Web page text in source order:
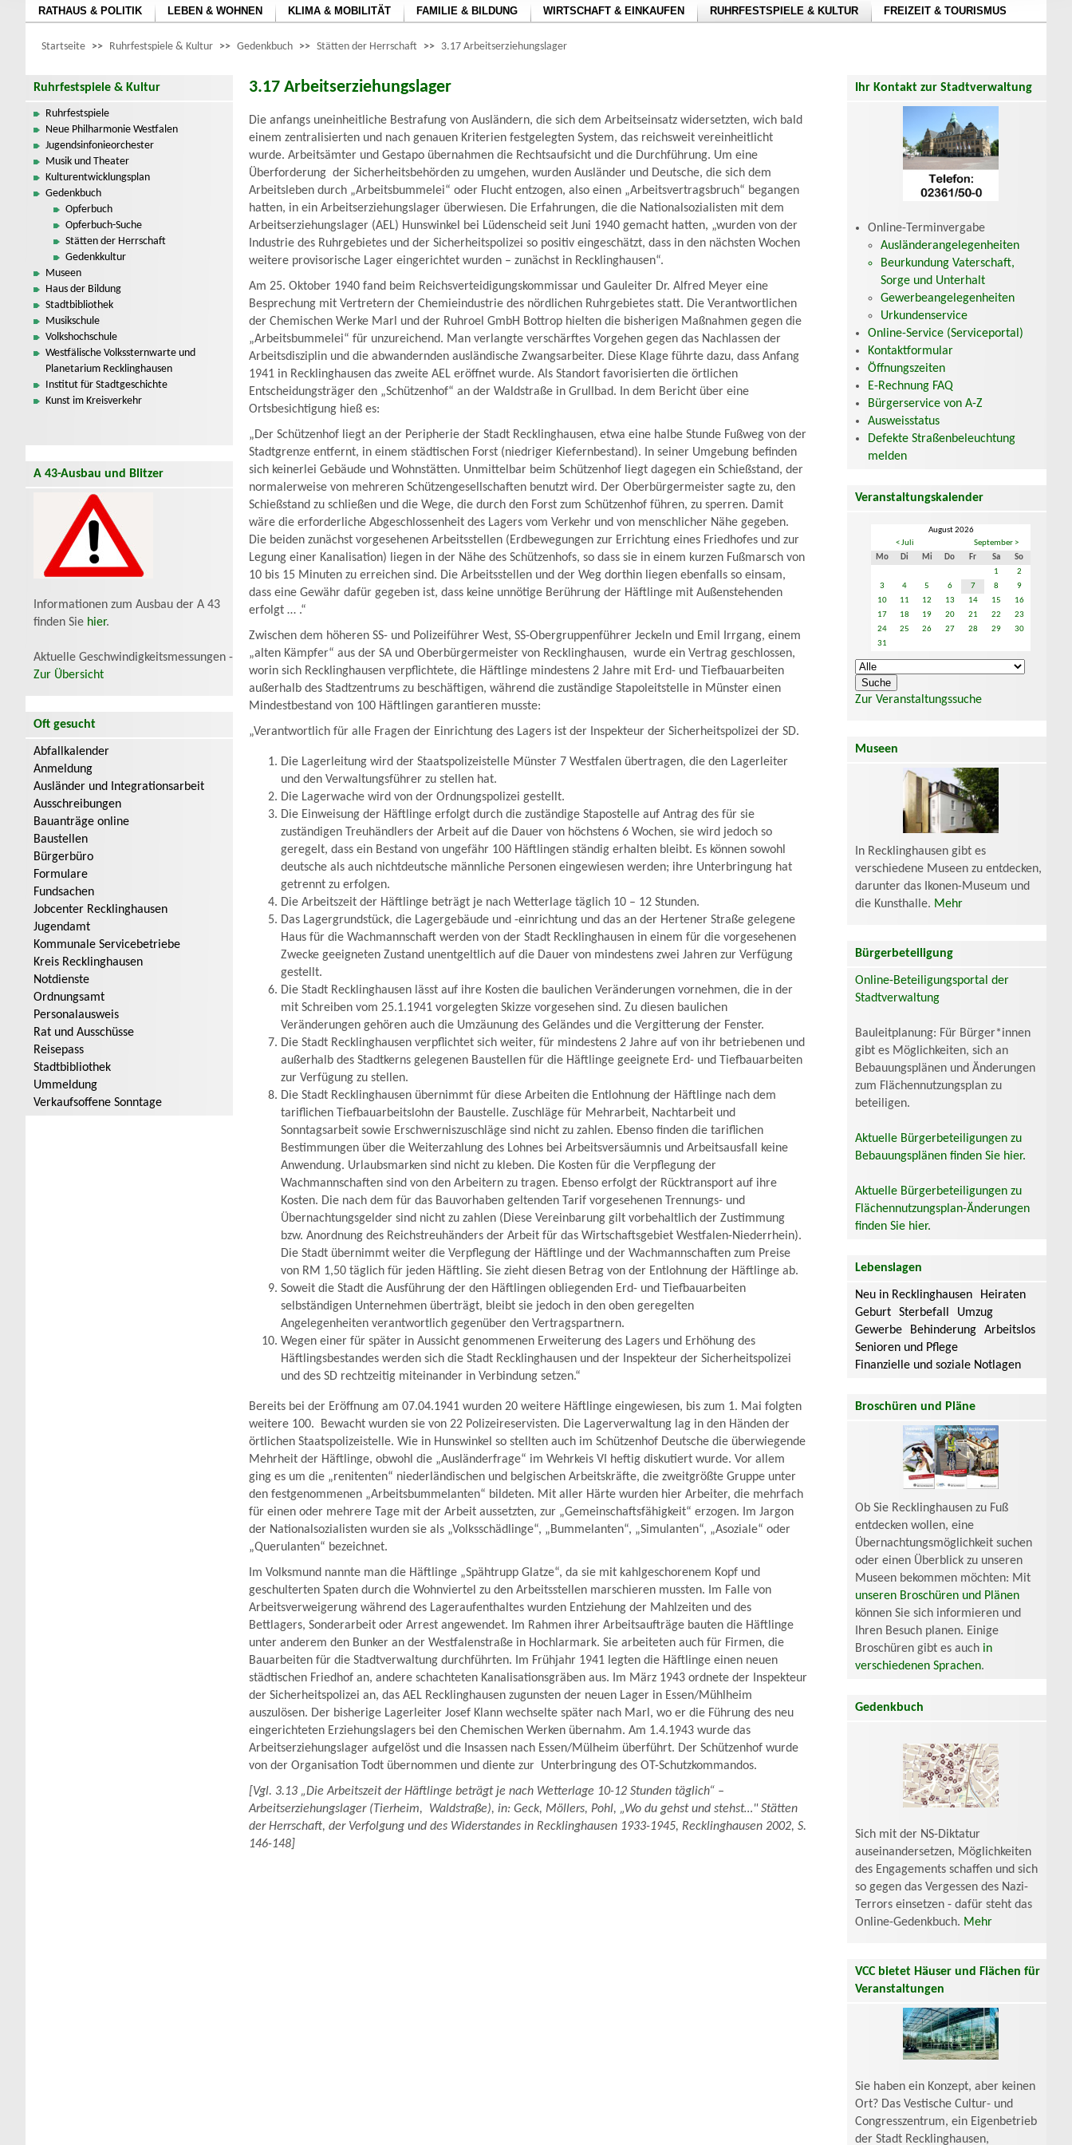
RATHAUS & POLITIK LEBEN & WOHNEN KLIMA & MOBILITÄT FAMILIE & BILDUNG WIRTSCHAFT & EINKAUFEN RUHRFESTSPIELE & KULTUR FREIZEIT & TOURISMUS
Startseite >> Ruhrfestspiele & Kultur >> Gedenkbuch >> Stätten der Herrschaft >> 3.17 Arbeitserziehungslager
Ruhrfestspiele & Kultur
Ruhrfestspiele
Neue Philharmonie Westfalen
Jugendsinfonieorchester
Musik und Theater
Kulturentwicklungsplan
Gedenkbuch
Opferbuch
Opferbuch-Suche
Stätten der Herrschaft
Gedenkkultur
Museen
Haus der Bildung
Stadtbibliothek
Musikschule
Volkshochschule
Westfälische Volkssternwarte und
Planetarium Recklinghausen
Institut für Stadtgeschichte
Kunst im Kreisverkehr
A 43-Ausbau und Blitzer
Informationen zum Ausbau der A 43
finden Sie hier.
Aktuelle Geschwindigkeitsmessungen -
Zur Übersicht
Oft gesucht
Abfallkalender
Anmeldung
Ausländer und Integrationsarbeit
Ausschreibungen
Bauanträge online
Baustellen
Bürgerbüro
Formulare
Fundsachen
Jobcenter Recklinghausen
Jugendamt
Kommunale Servicebetriebe
Kreis Recklinghausen
Notdienste
Ordnungsamt
Personalausweis
Rat und Ausschüsse
Reisepass
Stadtbibliothek
Ummeldung
Verkaufsoffene Sonntage
3.17 Arbeitserziehungslager
Die anfangs uneinheitliche Bestrafung von Ausländern, die sich dem Arbeitseinsatz widersetzten, wich bald
einem zentralisierten und nach genauen Kriterien festgelegten System, das reichsweit vereinheitlicht
wurde. Arbeitsämter und Gestapo übernahmen die Rechtsaufsicht und die Durchführung. Um eine
Überforderung der Sicherheitsbehörden zu umgehen, wurden Ausländer und Deutsche, die sich dem
Arbeitsleben durch „Arbeitsbummelei“ oder Flucht entzogen, also einen „Arbeitsvertragsbruch“ begangen
hatten, in ein Arbeitserziehungslager überwiesen. Die Erfahrungen, die die Nationalsozialisten mit dem
Arbeitserziehungslager (AEL) Hunswinkel bei Lüdenscheid seit Juni 1940 gemacht hatten, „wurden von der
Industrie des Ruhrgebietes und der Sicherheitspolizei so positiv eingeschätzt, dass in den nächsten Wochen
weitere provisorische Lager eingerichtet wurden – zunächst in Recklinghausen“.
Am 25. Oktober 1940 fand beim Reichsverteidigungskommissar und Gauleiter Dr. Alfred Meyer eine
Besprechung mit Vertretern der Chemieindustrie des nördlichen Ruhrgebietes statt. Die Verantwortlichen
der Chemischen Werke Marl und der Ruhroel GmbH Bottrop hielten die bisherigen Maßnahmen gegen die
„Arbeitsbummelei“ für unzureichend. Man verlangte verschärftes Vorgehen gegen das Nachlassen der
Arbeitsdisziplin und die abwandernden ausländische Zwangsarbeiter. Diese Klage führte dazu, dass Anfang
1941 in Recklinghausen das zweite AEL eröffnet wurde. Als Standort favorisierten die örtlichen
Entscheidungsträger den „Schützenhof“ an der Waldstraße in Grullbad. In dem Bericht über eine
Ortsbesichtigung hieß es:
„Der Schützenhof liegt an der Peripherie der Stadt Recklinghausen, etwa eine halbe Stunde Fußweg von der
Stadtgrenze entfernt, in einem städtischen Forst (niedriger Kiefernbestand). In seiner Umgebung befinden
sich keinerlei Gebäude und Wohnstätten. Unmittelbar beim Schützenhof liegt dagegen ein Schießstand, der
normalerweise von mehreren Schützengesellschaften benutzt wird. Der Oberbürgermeister sagte zu, den
Schießstand zu schließen und die Wege, die durch den Forst zum Schützenhof führen, zu sperren. Damit
wäre die erforderliche Abgeschlossenheit des Lagers vom Verkehr und von menschlicher Nähe gegeben.
Die beiden zunächst vorgesehenen Arbeitsstellen (Erdbewegungen zur Errichtung eines Friedhofes und zur
Legung einer Kanalisation) liegen in der Nähe des Schützenhofs, so dass sie in einem kurzen Fußmarsch von
10 bis 15 Minuten zu erreichen sind. Die Arbeitsstellen und der Weg dorthin liegen ebenfalls so einsam,
dass eine Gewähr dafür gegeben ist, dass keine unnötige Berührung der Häftlinge mit Außenstehenden
erfolgt … .“
Zwischen dem höheren SS- und Polizeiführer West, SS-Obergruppenführer Jeckeln und Emil Irrgang, einem
„alten Kämpfer“ aus der SA und Oberbürgermeister von Recklinghausen, wurde ein Vertrag geschlossen,
worin sich Recklinghausen verpflichtete, die Häftlinge mindestens 2 Jahre mit Erd- und Tiefbauarbeiten
außerhalb des Stadtzentrums zu beschäftigen, während die zuständige Stapoleitstelle in Münster einen
Mindestbestand von 100 Häftlingen garantieren musste:
„Verantwortlich für alle Fragen der Einrichtung des Lagers ist der Inspekteur der Sicherheitspolizei der SD.
Die Lagerleitung wird der Staatspolizeistelle Münster 7 Westfalen übertragen, die den Lagerleiter
und den Verwaltungsführer zu stellen hat.
Die Lagerwache wird von der Ordnungspolizei gestellt.
Die Einweisung der Häftlinge erfolgt durch die zuständige Stapostelle auf Antrag des für sie
zuständigen Treuhändlers der Arbeit auf die Dauer von höchstens 6 Wochen, sie wird jedoch so
geregelt, dass ein Bestand von ungefähr 100 Häftlingen ständig erhalten bleibt. Es können sowohl
deutsche als auch nichtdeutsche männliche Personen eingewiesen werden; ihre Unterbringung hat
getrennt zu erfolgen.
Die Arbeitszeit der Häftlinge beträgt je nach Wetterlage täglich 10 – 12 Stunden.
Das Lagergrundstück, die Lagergebäude und -einrichtung und das an der Hertener Straße gelegene
Haus für die Wachmannschaft werden von der Stadt Recklinghausen in einem für die vorgesehenen
Zwecke geeigneten Zustand unentgeltlich auf die Dauer von mindestens zwei Jahren zur Verfügung
gestellt.
Die Stadt Recklinghausen lässt auf ihre Kosten die baulichen Veränderungen vornehmen, die in der
mit Schreiben vom 25.1.1941 vorgelegten Skizze vorgesehen sind. Zu diesen baulichen
Veränderungen gehören auch die Umzäunung des Geländes und die Vergitterung der Fenster.
Die Stadt Recklinghausen verpflichtet sich weiter, für mindestens 2 Jahre auf von ihr betriebenen und
außerhalb des Stadtkerns gelegenen Baustellen für die Häftlinge geeignete Erd- und Tiefbauarbeiten
zur Verfügung zu stellen.
Die Stadt Recklinghausen übernimmt für diese Arbeiten die Entlohnung der Häftlinge nach dem
tariflichen Tiefbauarbeitslohn der Baustelle. Zuschläge für Mehrarbeit, Nachtarbeit und
Sonntagsarbeit sowie Erschwerniszuschläge sind nicht zu zahlen. Ebenso finden die tariflichen
Bestimmungen über die Weiterzahlung des Lohnes bei Arbeitsversäumnis und Arbeitsausfall keine
Anwendung. Urlaubsmarken sind nicht zu kleben. Die Kosten für die Verpflegung der
Wachmannschaften sind von den Arbeitern zu tragen. Ebenso erfolgt der Rücktransport auf ihre
Kosten. Die nach dem für das Bauvorhaben geltenden Tarif vorgesehenen Trennungs- und
Übernachtungsgelder sind nicht zu zahlen (Diese Vereinbarung gilt vorbehaltlich der Zustimmung
bzw. Anordnung des Reichstreuhänders der Arbeit für das Wirtschaftsgebiet Westfalen-Niederrhein).
Die Stadt übernimmt weiter die Verpflegung der Häftlinge und der Wachmannschaften zum Preise
von RM 1,50 täglich für jeden Häftling. Sie zieht diesen Betrag von der Entlohnung der Häftlinge ab.
Soweit die Stadt die Ausführung der den Häftlingen obliegenden Erd- und Tiefbauarbeiten
selbständigen Unternehmen überträgt, bleibt sie jedoch in den oben geregelten
Angelegenheiten verantwortlich gegenüber den Vertragspartnern.
Wegen einer für später in Aussicht genommenen Erweiterung des Lagers und Erhöhung des
Häftlingsbestandes werden sich die Stadt Recklinghausen und der Inspekteur der Sicherheitspolizei
und des SD rechtzeitig miteinander in Verbindung setzen.“
Bereits bei der Eröffnung am 07.04.1941 wurden 20 weitere Häftlinge eingewiesen, bis zum 1. Mai folgten
weitere 100. Bewacht wurden sie von 22 Polizeireservisten. Die Lagerverwaltung lag in den Händen der
örtlichen Staatspolizeistelle. Wie in Hunswinkel so stellten auch im Schützenhof Deutsche die überwiegende
Mehrheit der Häftlinge, obwohl die „Ausländerfrage“ im Wehrkeis VI heftig diskutiert wurde. Vor allem
ging es um die „renitenten“ niederländischen und belgischen Arbeitskräfte, die zweitgrößte Gruppe unter
den festgenommenen „Arbeitsbummelanten“ bildeten. Mit aller Härte wurden hier Arbeiter, die mehrfach
für einen oder mehrere Tage mit der Arbeit aussetzten, zur „Gemeinschaftsfähigkeit“ erzogen. Im Jargon
der Nationalsozialisten wurden sie als „Volksschädlinge“, „Bummelanten“, „Simulanten“, „Asoziale“ oder
„Querulanten“ bezeichnet.
Im Volksmund nannte man die Häftlinge „Spähtrupp Glatze“, da sie mit kahlgeschorenem Kopf und
geschulterten Spaten durch die Wohnviertel zu den Arbeitsstellen marschieren mussten. Im Falle von
Arbeitsverweigerung während des Lageraufenthaltes wurden Entziehung der Mahlzeiten und des
Bettlagers, Sonderarbeit oder Arrest angewendet. Im Rahmen ihrer Arbeitsaufträge bauten die Häftlinge
unter anderem den Bunker an der Westfalenstraße in Hochlarmark. Sie arbeiteten auch für Firmen, die
Bauarbeiten für die Stadtverwaltung durchführten. Im Frühjahr 1941 legten die Häftlinge einen neuen
städtischen Friedhof an, andere schachteten Kanalisationsgräben aus. Im März 1943 ordnete der Inspekteur
der Sicherheitspolizei an, das AEL Recklinghausen zugunsten der neuen Lager in Essen/Mühlheim
auszulösen. Der bisherige Lagerleiter Josef Klann wechselte später nach Marl, wo er die Führung des neu
eingerichteten Erziehungslagers bei den Chemischen Werken übernahm. Am 1.4.1943 wurde das
Arbeitserziehungslager aufgelöst und die Insassen nach Essen/Mülheim überführt. Der Schützenhof wurde
von der Organisation Todt übernommen und diente zur Unterbringung des OT-Schutzkommandos.
[Vgl. 3.13 „Die Arbeitszeit der Häftlinge beträgt je nach Wetterlage 10-12 Stunden täglich“ –
Arbeitserziehungslager (Tierheim, Waldstraße), in: Geck, Möllers, Pohl, „Wo du gehst und stehst…" Stätten
der Herrschaft, der Verfolgung und des Widerstandes in Recklinghausen 1933-1945, Recklinghausen 2002, S.
146-148]
Ihr Kontakt zur Stadtverwaltung
Online-Terminvergabe
Ausländerangelegenheiten
Beurkundung Vaterschaft,
Sorge und Unterhalt
Gewerbeangelegenheiten
Urkundenservice
Online-Service (Serviceportal)
Kontaktformular
Öffnungszeiten
E-Rechnung FAQ
Bürgerservice von A-Z
Ausweisstatus
Defekte Straßenbeleuchtung
melden
Veranstaltungskalender
August 2026
< Juli
September >
Mo
Di Mi Do Fr Sa
So
1
2
3
4 5 6 7 8
9
10
11 12 13 14 15
16
17
18 19 20 21 22
23
24
25 26 27 28 29
30
31
Zur Veranstaltungssuche
Museen
In Recklinghausen gibt es
verschiedene Museen zu entdecken,
darunter das Ikonen-Museum und
die Kunsthalle. Mehr
Bürgerbeteiligung
Online-Beteiligungsportal der
Stadtverwaltung
Bauleitplanung: Für Bürger*innen
gibt es Möglichkeiten, sich an
Bebauungsplänen und Änderungen
zum Flächennutzungsplan zu
beteiligen.
Aktuelle Bürgerbeteiligungen zu
Bebauungsplänen finden Sie hier.
Aktuelle Bürgerbeteiligungen zu
Flächennutzungsplan-Änderungen
finden Sie hier.
Lebenslagen
Neu in Recklinghausen
Heiraten
Geburt
Sterbefall
Umzug
Gewerbe
Behinderung
Arbeitslos
Senioren und Pflege
Finanzielle und soziale Notlagen
Broschüren und Pläne
Ob Sie Recklinghausen zu Fuß
entdecken wollen, eine
Übernachtungsmöglichkeit suchen
oder einen Überblick zu unseren
Museen bekommen möchten: Mit
unseren Broschüren und Plänen
können Sie sich informieren und
Ihren Besuch planen. Einige
Broschüren gibt es auch in
verschiedenen Sprachen.
Gedenkbuch
Sich mit der NS-Diktatur
auseinandersetzen, Möglichkeiten
des Engagements schaffen und sich
so gegen das Vergessen des Nazi-
Terrors einsetzen - dafür steht das
Online-Gedenkbuch. Mehr
VCC bietet Häuser und Flächen für
Veranstaltungen
Sie haben ein Konzept, aber keinen
Ort? Das Vestische Cultur- und
Congresszentrum, ein Eigenbetrieb
der Stadt Recklinghausen,